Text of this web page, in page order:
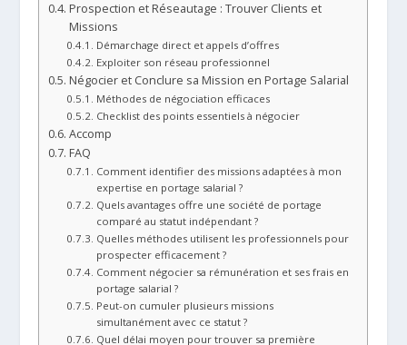
Prospection et Réseautage : Trouver Clients et
Missions
Démarchage direct et appels d’offres
Exploiter son réseau professionnel
Négocier et Conclure sa Mission en Portage Salarial
Méthodes de négociation efficaces
Checklist des points essentiels à négocier
Accomp
FAQ
Comment identifier des missions adaptées à mon
expertise en portage salarial ?
Quels avantages offre une société de portage
comparé au statut indépendant ?
Quelles méthodes utilisent les professionnels pour
prospecter efficacement ?
Comment négocier sa rémunération et ses frais en
portage salarial ?
Peut-on cumuler plusieurs missions
simultanément avec ce statut ?
Quel délai moyen pour trouver sa première